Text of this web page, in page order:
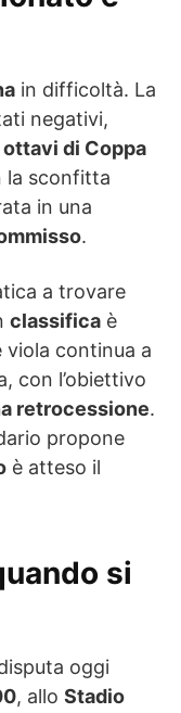
in difficoltà. La
negativi,
ottavi di Coppa
la sconfitta
in una
.
a trovare
classifica è
continua a
con l’obiettivo
retrocessione.
propone
è atteso il
si
oggi
, allo Stadio